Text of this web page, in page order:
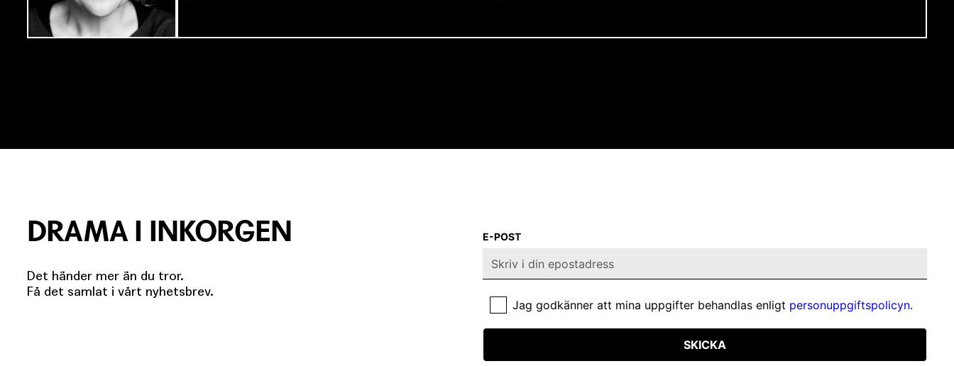
DRAMA I INKORGEN
Det händer mer än du tror.
Få det samlat i vårt nyhetsbrev.
E-POST
Jag godkänner att mina uppgifter behandlas enligt personuppgiftspolicyn.
SKICKA